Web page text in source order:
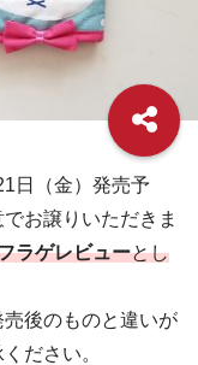
日（金）発売予
お譲りいただきま
ラゲレビューとし
後のものと違いが
ださい。